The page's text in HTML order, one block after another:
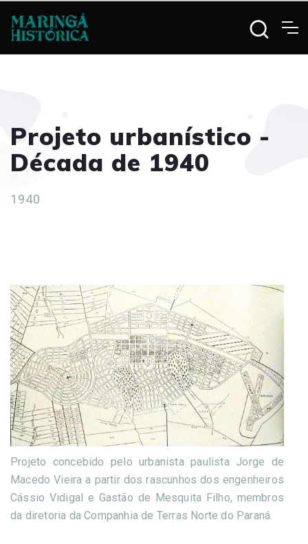
Projeto urbanístico -
Década de 1940
1940
Projeto concebido pelo urbanista paulista Jorge de
Macedo Vieira a partir dos rascunhos dos engenheiros
Cássio Vidigal e Gastão de Mesquita Filho, membros
da diretoria da Companhia de Terras Norte do Paraná.